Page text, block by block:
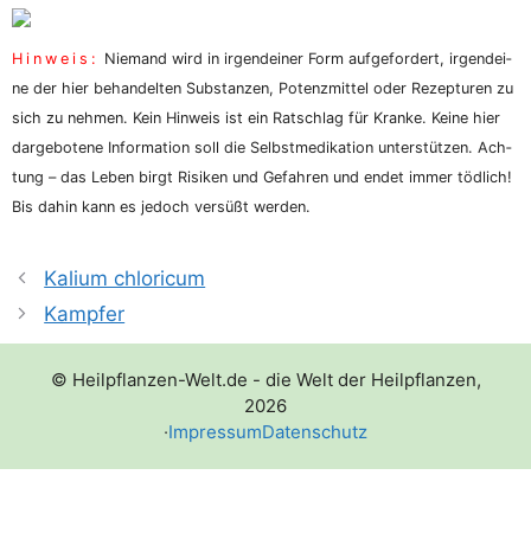
Hin­weis: Nie­mand wird in irgend­ei­ner Form auf­ge­for­dert, irgend­ei­
ne der hier behan­del­ten Sub­stan­zen, Potenz­mit­tel oder Rezep­tu­ren zu
sich zu neh­men. Kein Hin­weis ist ein Rat­schlag für Kran­ke. Kei­ne hier
dar­ge­bo­te­ne Infor­ma­ti­on soll die Selbst­me­di­ka­ti­on unter­stüt­zen. Ach­
tung – das Leben birgt Risi­ken und Gefah­ren und endet immer töd­lich!
Bis dahin kann es jedoch ver­süßt werden.
Kalium chloricum
Kampfer
© Heilpflanzen-Welt.de - die Welt der Heilpflanzen,
2026
·ImpressumDatenschutz